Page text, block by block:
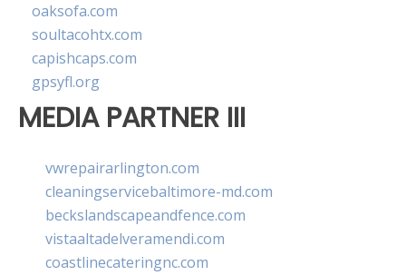
oaksofa.com
soultacohtx.com
capishcaps.com
gpsyfl.org
MEDIA PARTNER III
vwrepairarlington.com
cleaningservicebaltimore-md.com
beckslandscapeandfence.com
vistaaltadelveramendi.com
coastlinecateringnc.com